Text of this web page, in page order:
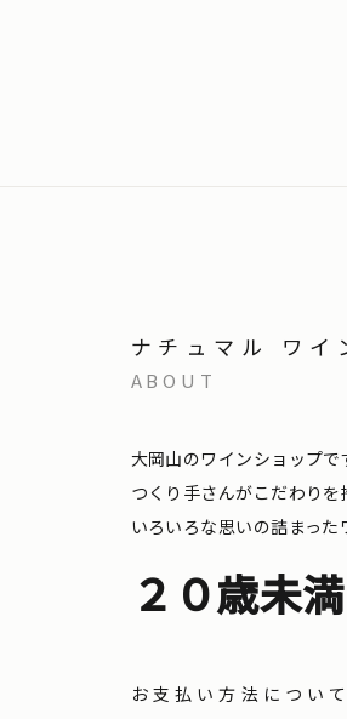
ナチュマル ワイ
ABOUT
大岡山のワインショップで
つくり手さんがこだわり
いろいろな思いの詰まっ
２０歳未
お支払い方法について